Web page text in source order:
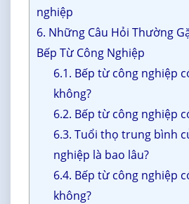
nghiệp
6. Những Câu Hỏi Thường
Bếp Từ Công Nghiệp
6.1. Bếp từ công nghiệp
không?
6.2. Bếp từ công nghiệp
6.3. Tuổi thọ trung bình
nghiệp là bao lâu?
6.4. Bếp từ công nghiệp
không?